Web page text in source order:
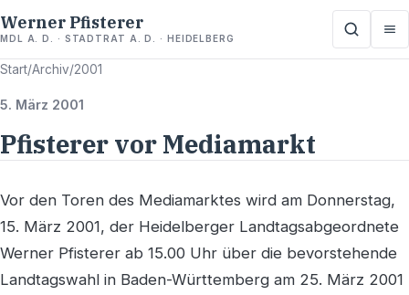
Werner Pfisterer
MDL A. D. · STADTRAT A. D. · HEIDELBERG
Start/Archiv/2001
5. März 2001
Pfisterer vor Mediamarkt
Vor den Toren des Mediamarktes wird am Donnerstag,
15. März 2001, der Heidelberger Landtagsabgeordnete
Werner Pfisterer ab 15.00 Uhr über die bevorstehende
Landtagswahl in Baden-Württemberg am 25. März 2001